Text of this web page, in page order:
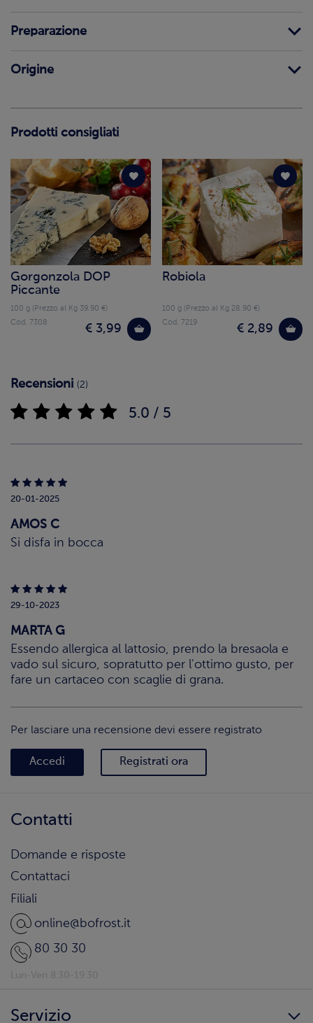
Preparazione
Origine
Prodotti consigliati
Gorgonzola DOP
Piccante
100 g (Prezzo al Kg 39.90 €)
€ 3,99
Cod. 7308
Robiola
100 g (Prezzo al Kg 28.90 €)
€ 2,89
Cod. 7219
Recensioni (2)
5.0 / 5
20-01-2025
AMOS C
Si disfa in bocca
29-10-2023
MARTA G
Essendo allergica al lattosio, prendo la bresaola e
vado sul sicuro, sopratutto per l'ottimo gusto, per
fare un cartaceo con scaglie di grana.
Per lasciare una recensione devi essere registrato
Accedi Registrati ora
Contatti
Domande e risposte
Contattaci
Filiali
online@bofrost.it
80 30 30
Servizio